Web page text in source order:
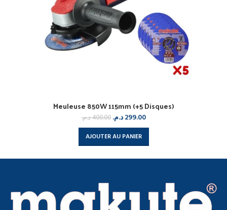
Meuleuse 850W 115mm (+5 Disques)
400.00د.م. 299.00د.م.
AJOUTER AU PANIER